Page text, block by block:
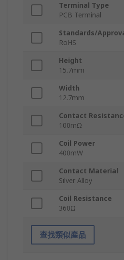
Terminal Type
PCB Terminal
Standards/
RoHS
Height
15.7mm
Width
12.7mm
Contact
100mΩ
Coil Power
400mW
Contact Material
Silver Alloy
Coil Resistance
360Ω
查找類似產品